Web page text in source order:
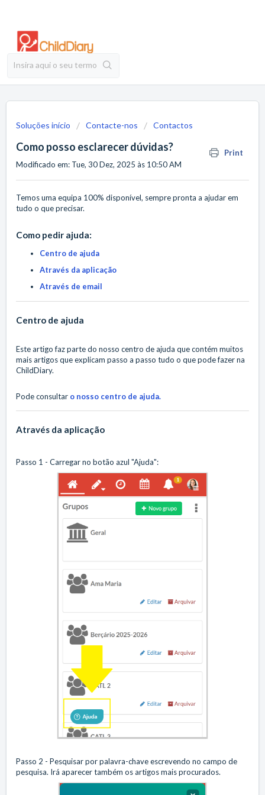
Soluções início Contacte-nos Contactos
Como posso esclarecer dúvidas?
Print
Modificado em: Tue, 30 Dez, 2025 às 10:50 AM
Temos uma equipa 100% disponível, sempre pronta a ajudar em
tudo o que precisar.
Como pedir ajuda:
Centro de ajuda
Através da aplicação
Através de email
Centro de ajuda
Este artigo faz parte do nosso centro de ajuda que contém muitos
mais artigos que explicam passo a passo tudo o que pode fazer na
ChildDiary.
Pode consultar o nosso centro de ajuda.
Através da aplicação
Passo 1 - Carregar no botão azul "Ajuda":
Passo 2 - Pesquisar por palavra-chave escrevendo no campo de
pesquisa. Irá aparecer também os artigos mais procurados.